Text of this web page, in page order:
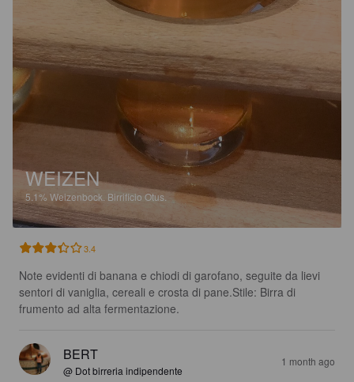
WEIZEN
5.1% Weizenbock. Birrificio Otus.
3.4
Note evidenti di banana e chiodi di garofano, seguite da lievi
sentori di vaniglia, cereali e crosta di pane.Stile: Birra di
frumento ad alta fermentazione.
BERT
@ Dot birreria indipendente
1 month ago